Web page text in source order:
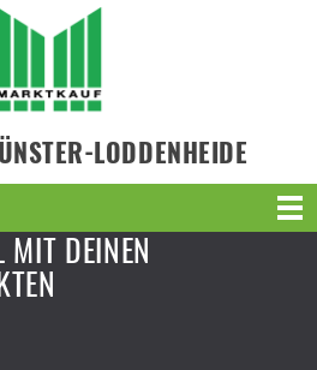
LODDENHEIDE
MIT DEINEN